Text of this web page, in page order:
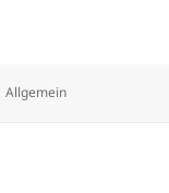
Kategorien
Allgemein